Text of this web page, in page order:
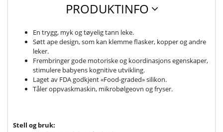
PRODUKTINFO
En trygg, myk og tøyelig tann leke.
Søtt ape design, som kan klemme flasker, kopper og andre
leker.
Frembringer gode motoriske og koordinasjons egenskaper,
stimulere babyens kognitive utvikling.
Laget av FDA godkjent «Food-graded» silikon.
Tåler oppvaskmaskin, mikrobølgeovn og fryser.
Stell og bruk: